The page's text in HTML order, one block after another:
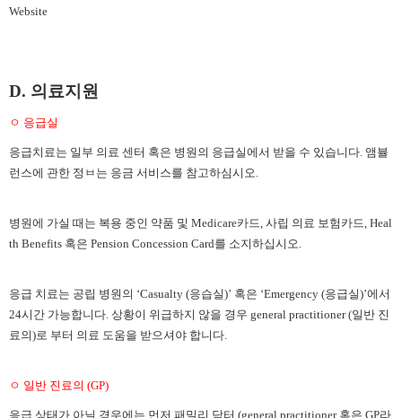
Website
D. 의료지원
ㅇ 응급실
응급치료는 일부 의료 센터 혹은 병원의 응급실에서 받을 수 있습니다. 앰뷸
런스에 관한 정ㅂ는 응금 서비스를 참고하심시오.
병원에 가실 때는 복용 중인 약품 및 Medicare카드, 사립 의료 보험카드, Heal
th Benefits 혹은 Pension Concession Card를 소지하십시오.
응급 치료는 공립 병원의 ‘Casualty (응습실)’ 혹은 ‘Emergency (응급실)’에서
24시간 가능합니다. 상황이 위급하지 않을 경우 general practitioner (일반 진
료의)로 부터 의료 도움을 받으셔야 합니다.
ㅇ 일반 진료의 (GP)
응급 상태가 아닐 경우에는 먼저 패밀리 닥터 (general practitioner 혹은 GP라